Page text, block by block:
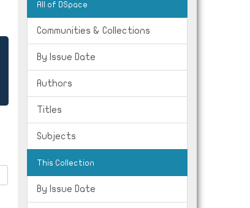
All of DSpace
Communities & Collections
By Issue Date
Authors
Titles
Subjects
This Collection
By Issue Date